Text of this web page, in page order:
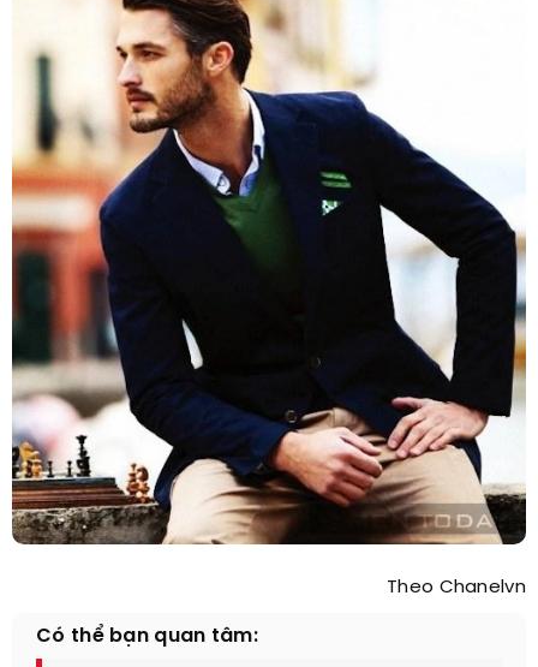
Theo Chanelvn
Có thể bạn quan tâm: